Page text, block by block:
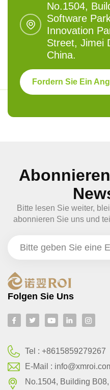
No.1504,
Software
Innovation
Street, Jimei
China.
Fordern Sie Ein
Bitte lesen Sie weiter,
abonnieren Sie uns und
Folgen Sie Uns
Tel :+8615859279267
E-Mail :
No.1504, Building